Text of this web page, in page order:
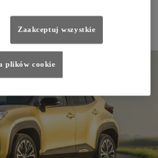
i bezemisyjnych samochodów. Koncern dąży też
uwagę, że 65% emisji CO
inżynierów Toyoty stworzył prototypową kabinę
Zaakceptuj wszystkie
plików cookie